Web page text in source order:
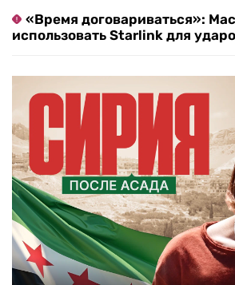
«Время договариваться»:
использовать Starlink для